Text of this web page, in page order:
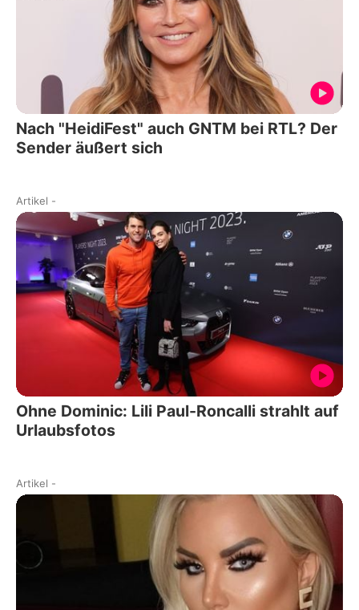
Nach "HeidiFest" auch GNTM bei RTL? Der
Sender äußert sich
Artikel -
Ohne Dominic: Lili Paul-Roncalli strahlt auf
Urlaubsfotos
Artikel -